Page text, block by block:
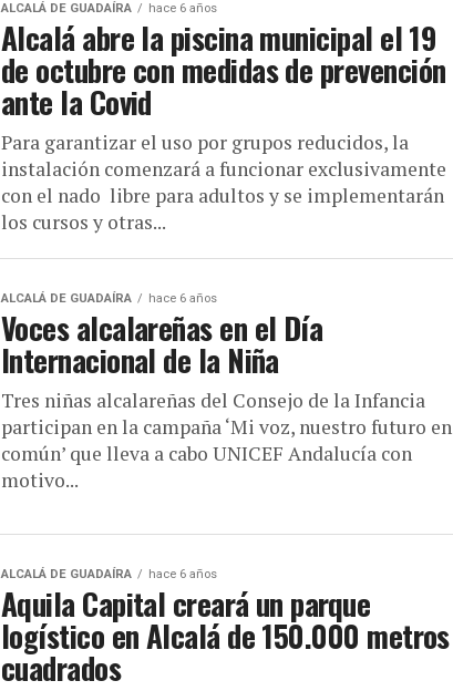
ALCALÁ DE GUADAÍRA hace 6 años
Alcalá abre la piscina municipal el 19
de octubre con medidas de prevención
ante la Covid
Para garantizar el uso por grupos reducidos, la
instalación comenzará a funcionar exclusivamente
con el nado libre para adultos y se implementarán
los cursos y otras...
ALCALÁ DE GUADAÍRA hace 6 años
Voces alcalareñas en el Día
Internacional de la Niña
Tres niñas alcalareñas del Consejo de la Infancia
participan en la campaña ‘Mi voz, nuestro futuro en
común’ que lleva a cabo UNICEF Andalucía con
motivo...
ALCALÁ DE GUADAÍRA hace 6 años
Aquila Capital creará un parque
logístico en Alcalá de 150.000 metros
cuadrados